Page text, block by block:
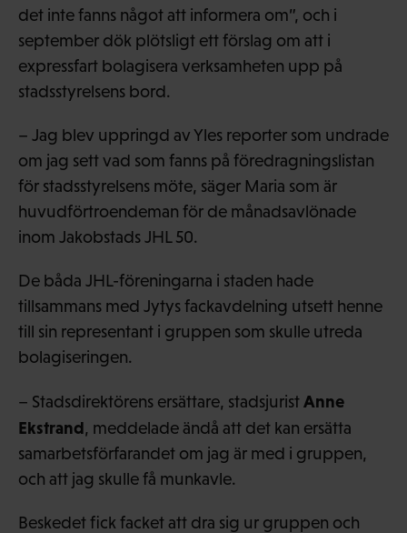
det inte fanns något att informera om”, och i
september dök plötsligt ett förslag om att i
expressfart bolagisera verksamheten upp på
stadsstyrelsens bord.
– Jag blev uppringd av Yles reporter som undrade
om jag sett vad som fanns på föredragningslistan
för stadsstyrelsens möte, säger Maria som är
huvudförtroendeman för de månadsavlönade
inom Jakobstads JHL 50.
De båda JHL-föreningarna i staden hade
tillsammans med Jytys fackavdelning utsett henne
till sin representant i gruppen som skulle utreda
bolagiseringen.
– Stadsdirektörens ersättare, stadsjuristAnne
Ekstrand, meddelade ändå att det kan ersätta
samarbetsförfarandet om jag är med i gruppen,
och att jag skulle få munkavle.
Beskedet fick facket att dra sig ur gruppen och